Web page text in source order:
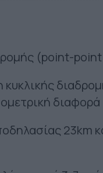
(point-
διαφορά
23km